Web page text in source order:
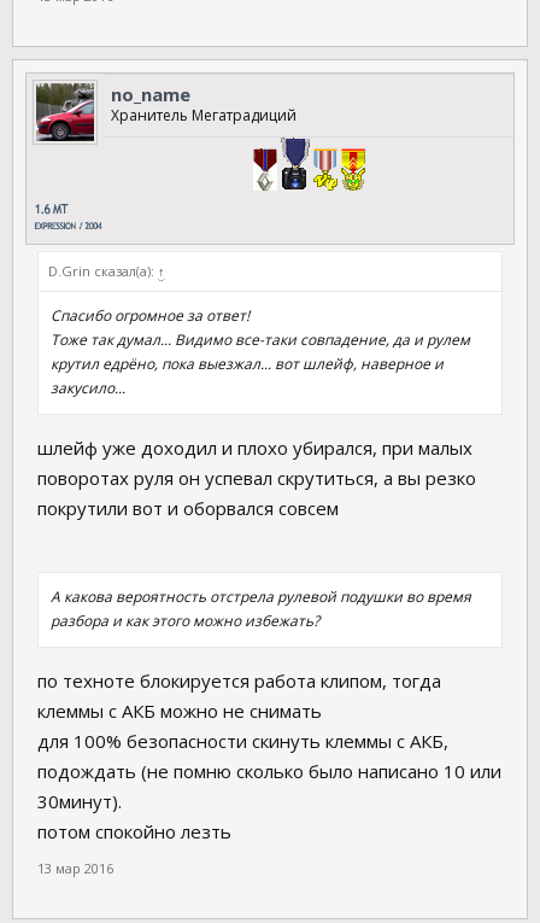
no_name
Хранитель Мегатрадиций
D.Grin сказал(а): ↑
Спасибо огромное за ответ!
Тоже так думал... Видимо все-таки совпадение, да и рулем
крутил едрёно, пока выезжал... вот шлейф, наверное и
закусило...
шлейф уже доходил и плохо убирался, при малых
поворотах руля он успевал скрутиться, а вы резко
покрутили вот и оборвался совсем
А какова вероятность отстрела рулевой подушки во время
разбора и как этого можно избежать?
по техноте блокируется работа клипом, тогда
клеммы с АКБ можно не снимать
для 100% безопасности скинуть клеммы с АКБ,
подождать (не помню сколько было написано 10 или
30минут).
потом спокойно лезть
13 мар 2016